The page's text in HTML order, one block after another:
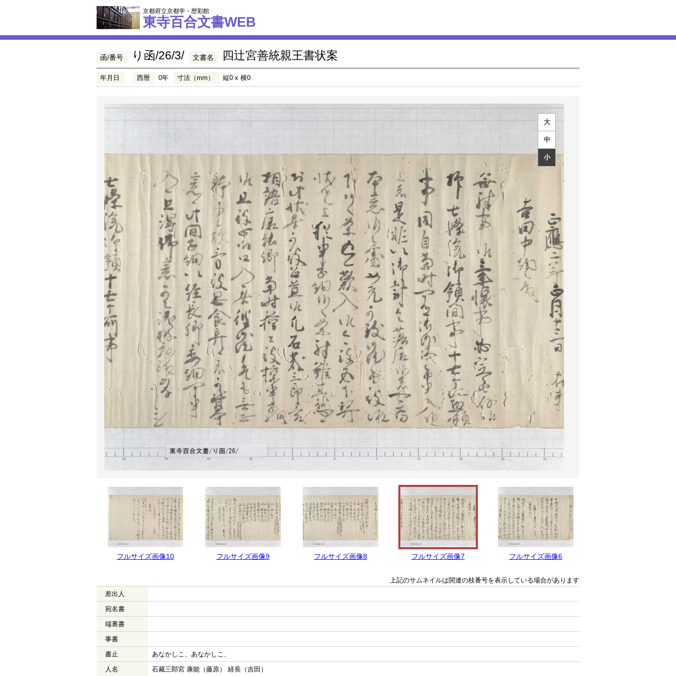
京都府立京都学・歴彩館
東寺百合文書WEB
函/番号 り函/26/3/ 文書名 四辻宮善統親王書状案
年月日 西暦 0年 寸法（mm） 縦0 x 横0
大
中
小
フルサイズ画像10 フルサイズ画像9 フルサイズ画像8 フルサイズ画像7 フルサイズ画像6
上記のサムネイルは関連の枝番号を表示している場合があります
差出人
宛名書
端裏書
事書
書止
あなかしこ、あなかしこ、
人名
石藏三郎宮 康能（藤原） 経長（吉田）